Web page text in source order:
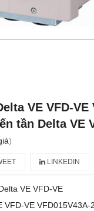
VE VFD-VE
tần Delta VE
)
LINKEDIN
VE VFD-VE
VFD-VE VFD015V43A-